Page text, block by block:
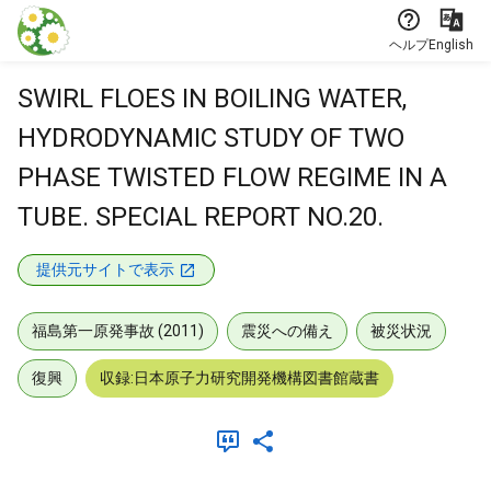
本文に飛ぶ
ヘルプEnglish
SWIRL FLOES IN BOILING WATER,
HYDRODYNAMIC STUDY OF TWO
PHASE TWISTED FLOW REGIME IN A
TUBE. SPECIAL REPORT NO.20.
提供元サイトで表示
福島第一原発事故 (2011) 震災への備え 被災状況
復興 収録:日本原子力研究開発機構図書館蔵書